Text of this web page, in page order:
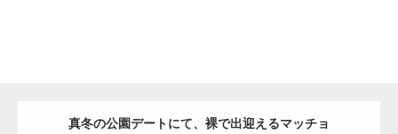
真冬の公園デートにて、裸で出迎えるマッチョ